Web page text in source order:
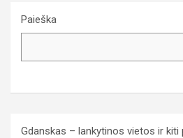
Paieška
Gdanskas – lankytinos vietos ir kiti